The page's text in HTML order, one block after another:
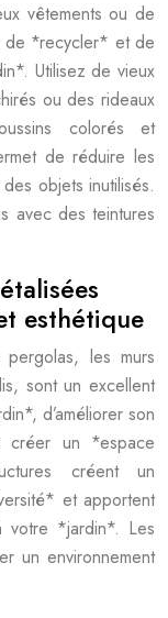
vêtements ou de
de *recycler* et de
Utilisez de vieux
ou des rideaux
colorés et
de réduire les
objets inutilisés.
avec des teintures
esthétique
pergolas, les murs
sont un excellent
d’améliorer son
créer un *espace
créent un
et apportent
votre *jardin*. Les
un environnement